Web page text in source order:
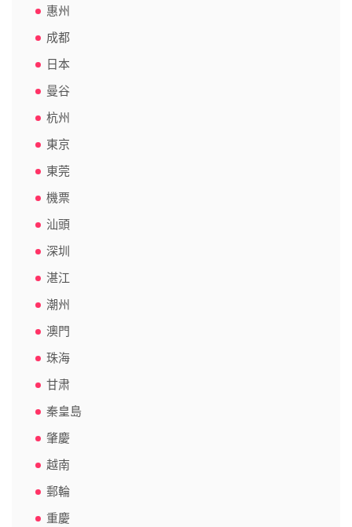
惠州
成都
日本
曼谷
杭州
東京
東莞
機票
汕頭
深圳
湛江
潮州
澳門
珠海
甘肃
秦皇島
肇慶
越南
郵輪
重慶